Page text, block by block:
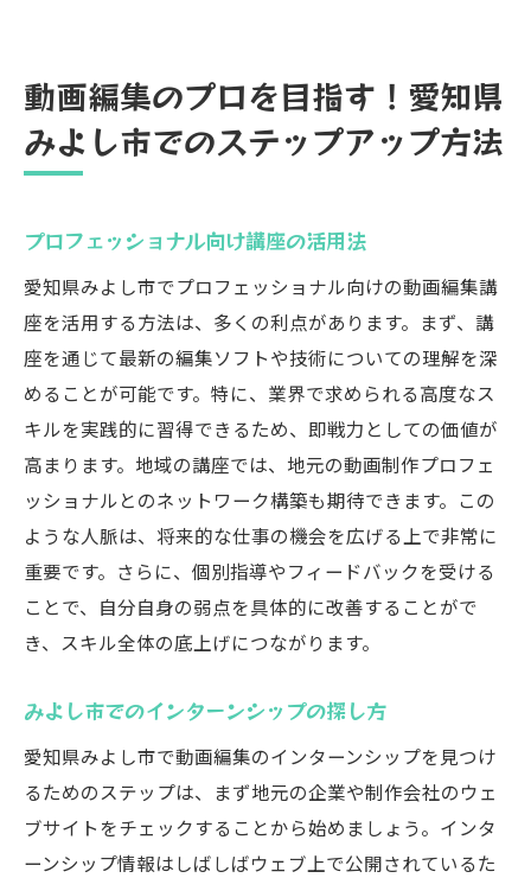
動画編集のプロを目指す！愛知県
みよし市でのステップアップ方法
プロフェッショナル向け講座の活用法
愛知県みよし市でプロフェッショナル向けの動画編集講
座を活用する方法は、多くの利点があります。まず、講
座を通じて最新の編集ソフトや技術についての理解を深
めることが可能です。特に、業界で求められる高度なス
キルを実践的に習得できるため、即戦力としての価値が
高まります。地域の講座では、地元の動画制作プロフェ
ッショナルとのネットワーク構築も期待できます。この
ような人脈は、将来的な仕事の機会を広げる上で非常に
重要です。さらに、個別指導やフィードバックを受ける
ことで、自分自身の弱点を具体的に改善することがで
き、スキル全体の底上げにつながります。
みよし市でのインターンシップの探し方
愛知県みよし市で動画編集のインターンシップを見つけ
るためのステップは、まず地元の企業や制作会社のウェ
ブサイトをチェックすることから始めましょう。インタ
ーンシップ情報はしばしばウェブ上で公開されているた